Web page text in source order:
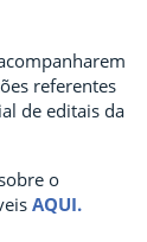
referentes
de editais da
o
AQUI.